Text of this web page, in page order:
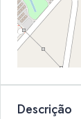
Descrição